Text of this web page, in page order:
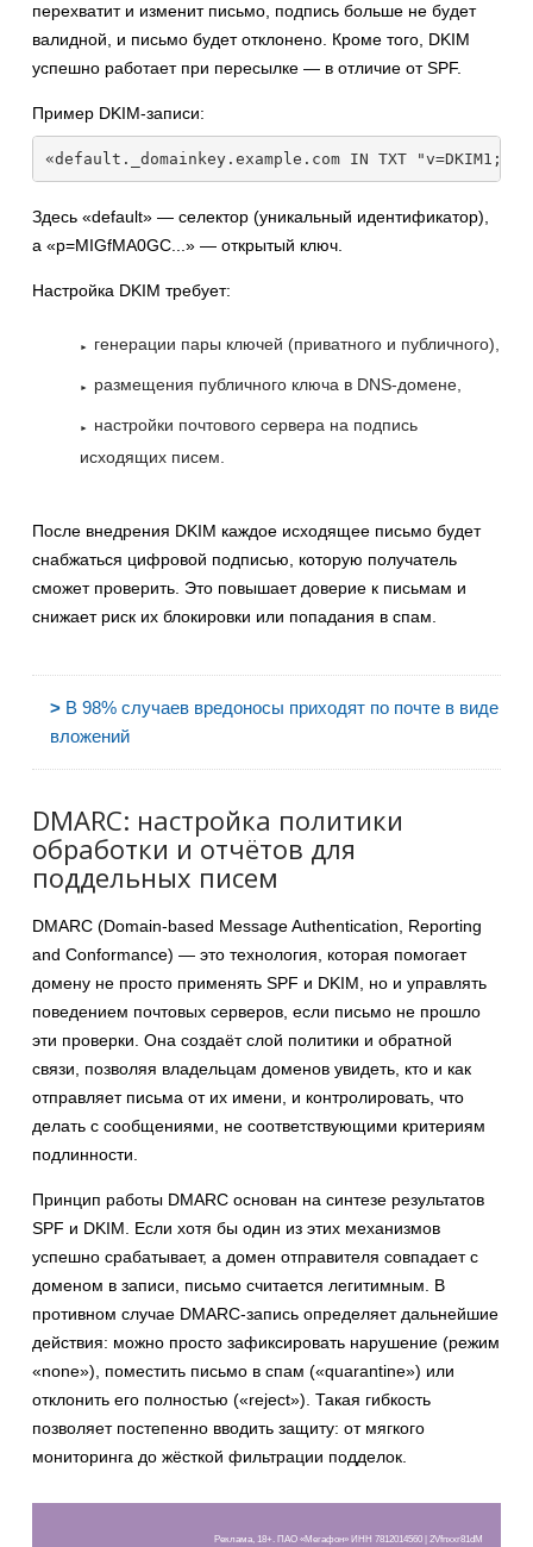
перехватит и изменит письмо, подпись больше не будет
валидной, и письмо будет отклонено. Кроме того, DKIM
успешно работает при пересылке — в отличие от SPF.
Пример DKIM-записи:
«default._domainkey.example.com IN TXT "v=DKIM1;
Здесь «default» — селектор (уникальный идентификатор),
а «p=MIGfMA0GC...» — открытый ключ.
Настройка DKIM требует:
генерации пары ключей (приватного и публичного),
размещения публичного ключа в DNS-домене,
настройки почтового сервера на подпись
исходящих писем.
После внедрения DKIM каждое исходящее письмо будет
снабжаться цифровой подписью, которую получатель
сможет проверить. Это повышает доверие к письмам и
снижает риск их блокировки или попадания в спам.
> В 98% случаев вредоносы приходят по почте в виде
вложений
DMARC: настройка политики
обработки и отчётов для
поддельных писем
DMARC (Domain-based Message Authentication, Reporting
and Conformance) — это технология, которая помогает
домену не просто применять SPF и DKIM, но и управлять
поведением почтовых серверов, если письмо не прошло
эти проверки. Она создаёт слой политики и обратной
связи, позволяя владельцам доменов увидеть, кто и как
отправляет письма от их имени, и контролировать, что
делать с сообщениями, не соответствующими критериям
подлинности.
Принцип работы DMARC основан на синтезе результатов
SPF и DKIM. Если хотя бы один из этих механизмов
успешно срабатывает, а домен отправителя совпадает с
доменом в записи, письмо считается легитимным. В
противном случае DMARC-запись определяет дальнейшие
действия: можно просто зафиксировать нарушение (режим
«none»), поместить письмо в спам («quarantine») или
отклонить его полностью («reject»). Такая гибкость
позволяет постепенно вводить защиту: от мягкого
мониторинга до жёсткой фильтрации подделок.
Реклама, 18+. ПАО «Мегафон» ИНН 7812014560 | 2Vfnxxr81dM